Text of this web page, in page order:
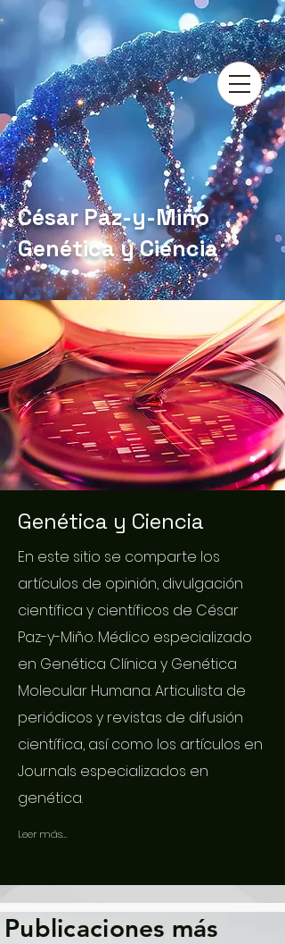
César Paz-y-Miño
Genética y Ciencia
Genética y Ciencia
En este sitio se comparte los
artículos de opinión, divulgación
científica y científicos de César
Paz-y-Miño. Médico especializado
en Genética Clínica y Genética
Molecular Humana. Articulista de
periódicos y revistas de difusión
científica, así como los artículos en
Journals especializados en
genética.
Leer más...
Publicaciones más